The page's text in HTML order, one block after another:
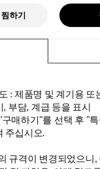
찜하기
: 제품명 및 계기용 또
부담, 계급 등을 표시
매하기"를 선택 후 "
주십시오.
규격이 변경되었으니